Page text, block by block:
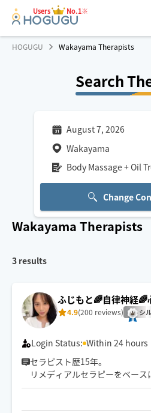
Users No.1※
HOGUGU Wakayama Therapists
Search
August 7, 2026
Wakayama
Body Massage + Oil
Change
Wakayama Therapists
3 results
ふじもと🌈自律神経
復4.9(200 reviews) シ
Login Status: Within 24 hours
セラピスト歴15年。
リメディアルセラピーをベース
身体の深部からゆるめながら